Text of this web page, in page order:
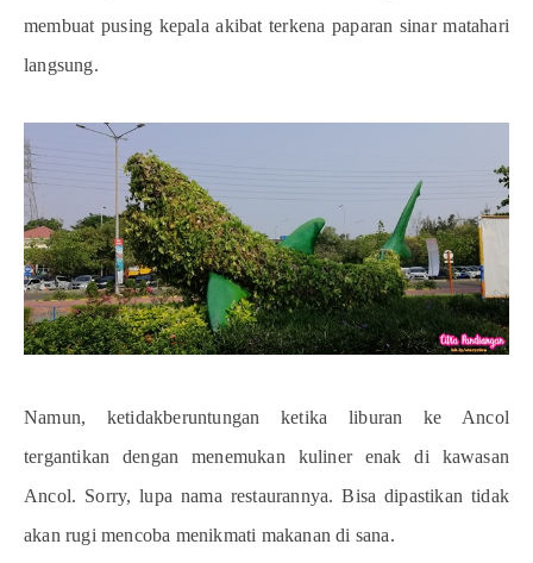
membuat pusing kepala akibat terkena paparan sinar matahari
langsung.
Namun, ketidakberuntungan ketika liburan ke Ancol
tergantikan dengan menemukan kuliner enak di kawasan
Ancol. Sorry, lupa nama restaurannya. Bisa dipastikan tidak
akan rugi mencoba menikmati makanan di sana.